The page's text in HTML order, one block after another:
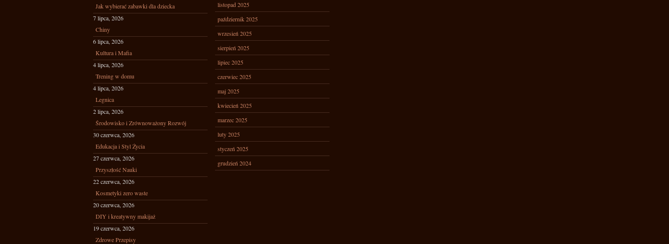
Jak wybierać zabawki dla dziecka
7 lipca, 2026
Chiny
6 lipca, 2026
Kultura i Mafia
4 lipca, 2026
Trening w domu
4 lipca, 2026
Legnica
2 lipca, 2026
Środowisko i Zrównoważony Rozwój
30 czerwca, 2026
Edukacja i Styl Życia
27 czerwca, 2026
Przyszłość Nauki
22 czerwca, 2026
Kosmetyki zero waste
20 czerwca, 2026
DIY i kreatywny makijaż
19 czerwca, 2026
Zdrowe Przepisy
listopad 2025
październik 2025
wrzesień 2025
sierpień 2025
lipiec 2025
czerwiec 2025
maj 2025
kwiecień 2025
marzec 2025
luty 2025
styczeń 2025
grudzień 2024